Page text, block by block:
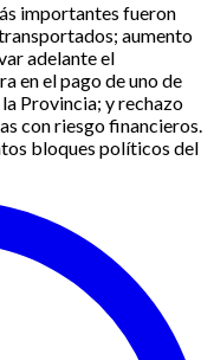
importantes fueron
aumento
adelante el
en el pago de uno de
Provincia; y rechazo
con riesgo financieros.
bloques políticos del